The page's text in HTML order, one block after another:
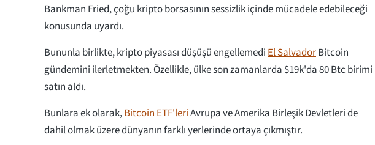
Bankman Fried, çoğu kripto borsasının sessizlik içinde mücadele edebileceği
konusunda uyardı.
Bununla birlikte, kripto piyasası düşüşü engellemedi El SalvadorBitcoin
gündemini ilerletmekten. Özellikle, ülke son zamanlarda $19k'da 80 Btc birimi
satın aldı.
Bunlara ek olarak,Bitcoin ETF'leriAvrupa ve Amerika Birleşik Devletleri de
dahil olmak üzere dünyanın farklı yerlerinde ortaya çıkmıştır.